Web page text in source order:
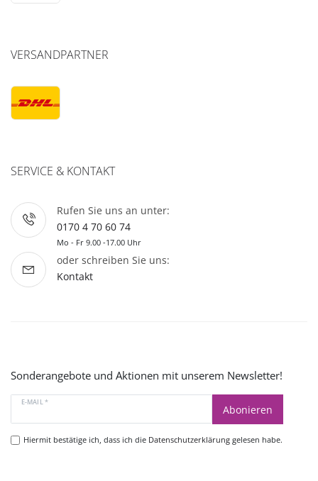
VERSANDPARTNER
SERVICE & KONTAKT
Rufen Sie uns an unter:
0170 4 70 60 74
Mo - Fr 9.00 -17.00 Uhr
oder schreiben Sie uns:
Kontakt
Sonderangebote und Aktionen mit unserem Newsletter!
E-MAIL *
Abonieren
Hiermit bestätige ich, dass ich die Datenschutzerklärunggelesen habe.